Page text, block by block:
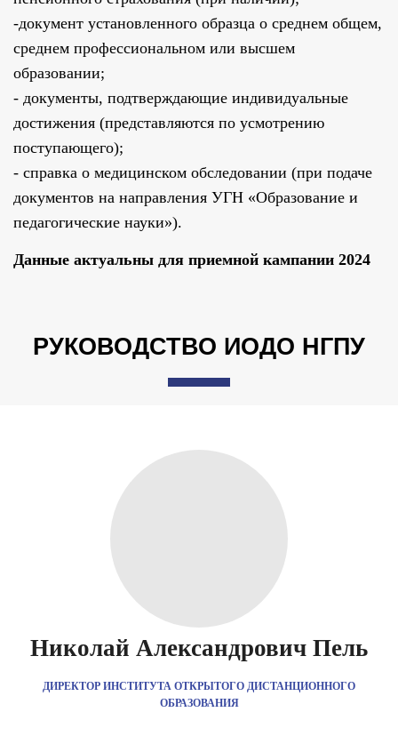
-документ установленного образца о среднем общем,
среднем профессиональном или высшем
образовании;
- документы, подтверждающие индивидуальные
достижения (представляются по усмотрению
поступающего);
- справка о медицинском обследовании (при подаче
документов на направления УГН «Образование и
педагогические науки»).
Данные актуальны для приемной кампании 2024
РУКОВОДСТВО ИОДО НГПУ
Николай Александрович Пель
ДИРЕКТОР ИНСТИТУТА ОТКРЫТОГО ДИСТАНЦИОННОГО
ОБРАЗОВАНИЯ